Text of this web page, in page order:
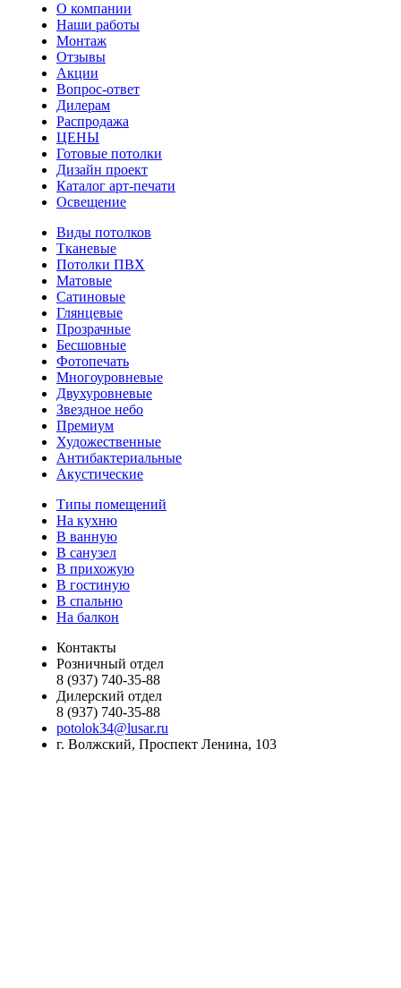
О компании
Наши работы
Монтаж
Отзывы
Акции
Вопрос-ответ
Дилерам
Распродажа
ЦЕНЫ
Готовые потолки
Дизайн проект
Каталог арт-печати
Освещение
Виды потолков
Тканевые
Потолки ПВХ
Матовые
Сатиновые
Глянцевые
Прозрачные
Бесшовные
Фотопечать
Многоуровневые
Двухуровневые
Звездное небо
Премиум
Художественные
Антибактериальные
Акустические
Типы помещений
На кухню
В ванную
В санузел
В прихожую
В гостиную
В спальню
На балкон
Контакты
Розничный отдел
8 (937) 740-35-88
Дилерский отдел
8 (937) 740-35-88
potolok34@lusar.ru
г. Волжский, Проспект Ленина, 103